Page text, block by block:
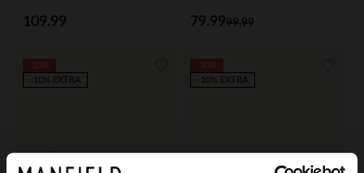
109.99 99.99
79.99
-10% EXTRA
-10% EXTRA